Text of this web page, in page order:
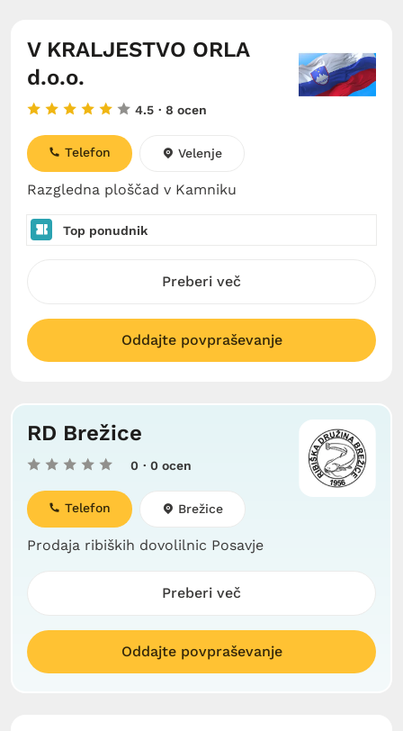
V KRALJESTVO ORLA
d.o.o.
4.5 · 8 ocen
Razgledna ploščad v Kamniku
Telefon Velenje
Top ponudnik
Preberi več
Oddajte povpraševanje
RD Brežice
0 · 0 ocen
Prodaja ribiških dovolilnic Posavje
Telefon Brežice
Preberi več
Oddajte povpraševanje